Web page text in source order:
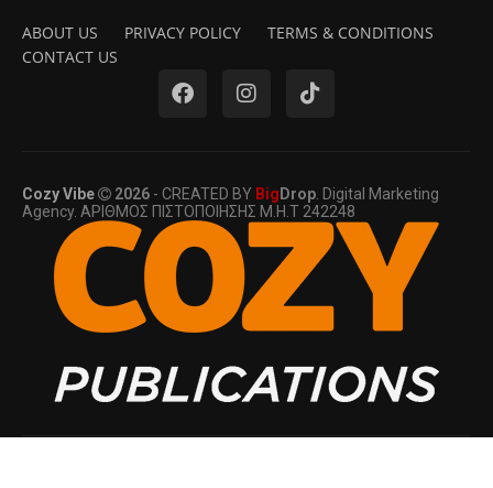
ABOUT US PRIVACY POLICY
TERMS & CONDITIONS
CONTACT US
Cozy Vibe 2026 - CREATED BY Big Drop . Digital Marketing
Agency. ΑΡΙΘΜΟΣ ΠΙΣΤΟΠΟΙΗΣΗΣ Μ.Η.Τ 242248